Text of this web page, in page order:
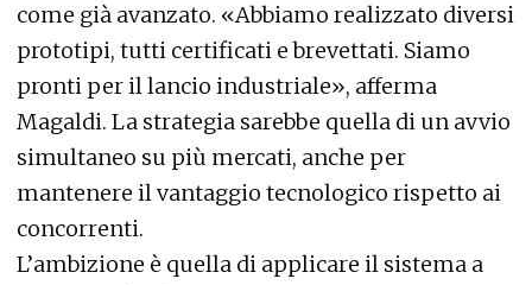
come già avanzato. «Abbiamo realizzato diversi
prototipi, tutti certificati e brevettati. Siamo
pronti per il lancio industriale», afferma
Magaldi. La strategia sarebbe quella di un avvio
simultaneo su più mercati, anche per
mantenere il vantaggio tecnologico rispetto ai
concorrenti.
L’ambizione è quella di applicare il sistema a